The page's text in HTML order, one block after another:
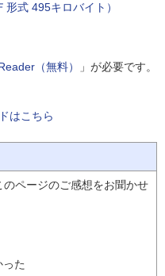
式 495キロバイト）
（無料） 」が必要です。
はこちら
ページのご感想をお聞かせ
た